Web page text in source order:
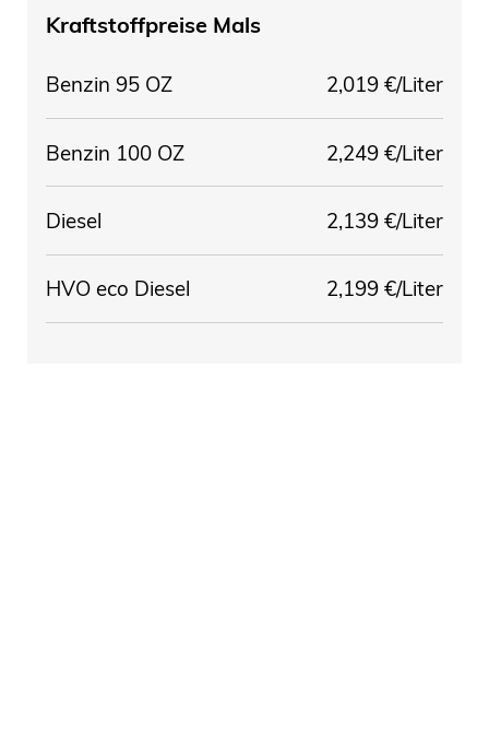
Kraftstoffpreise Mals
Benzin 95 OZ 2,019 €/Liter
Benzin 100 OZ 2,249 €/Liter
Diesel 2,139 €/Liter
HVO eco Diesel 2,199 €/Liter